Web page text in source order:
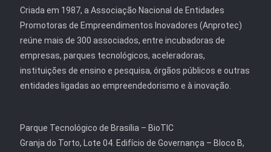
Criada em 1987, a Associação Nacional de Entidades
Promotoras de Empreendimentos Inovadores (Anprotec)
reúne mais de 300 associados, entre incubadoras de
empresas, parques tecnológicos, aceleradoras,
instituições de ensino e pesquisa, órgãos públicos e outras
entidades ligadas ao empreendedorismo e à inovação.
Parque Tecnológico de Brasília – BioTIC
Granja do Torto, Lote 04. Edifício de Governança – Bloco B,